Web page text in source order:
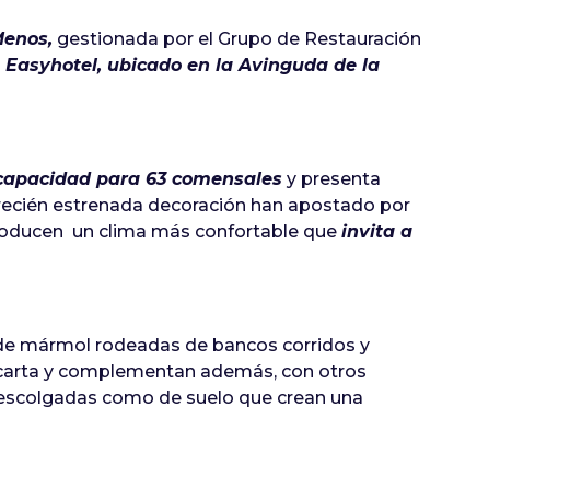
gestionada por el Grupo de Restauración
ubicado en la Avinguda de la
para 63 comensales y presenta
estrenada decoración han apostado por
un clima más confortable que invita a
mármol rodeadas de bancos corridos y
y complementan además, con otros
como de suelo que crean una